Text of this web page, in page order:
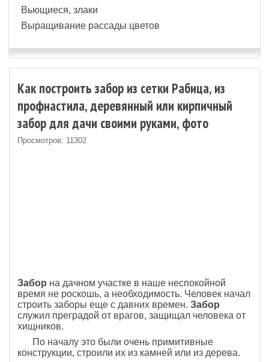
Вьющиеся, злаки
Выращивание рассады цветов
Как построить забор из сетки Рабица, из
профнастила, деревянный или кирпичный
забор для дачи своими руками, фото
Просмотров: 11302
Забор на дачном участке в наше неспокойной
время не роскошь, а необходимость. Человек начал
строить заборы еще с давних времен. Забор
служил преградой от врагов, защищал человека от
хищников.
По началу это были очень примитивные
конструкции, строили их из камней или из дерева.